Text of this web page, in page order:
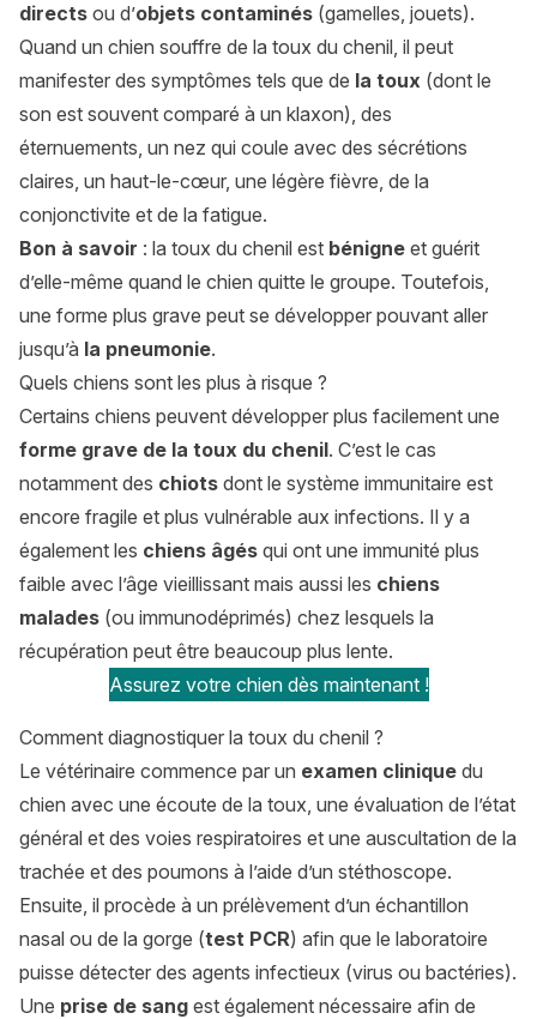
directs ou d’objets contaminés (gamelles, jouets).
Quand un chien souffre de la toux du chenil, il peut
manifester des symptômes tels que de la toux (dont le
son est souvent comparé à un klaxon), des
éternuements, un nez qui coule avec des sécrétions
claires, un haut-le-cœur, une légère fièvre, de la
conjonctivite et de la fatigue.
Bon à savoir : la toux du chenil est bénigne et guérit
d’elle-même quand le chien quitte le groupe. Toutefois,
une forme plus grave peut se développer pouvant aller
jusqu’à la pneumonie.
Quels chiens sont les plus à risque ?
Certains chiens peuvent développer plus facilement une
forme grave de la toux du chenil. C’est le cas
notamment des chiots dont le système immunitaire est
encore fragile et plus vulnérable aux infections. Il y a
également les chiens âgés qui ont une immunité plus
faible avec l’âge vieillissant mais aussi les chiens
malades (ou immunodéprimés) chez lesquels la
récupération peut être beaucoup plus lente.
Assurez votre chien dès maintenant !
Comment diagnostiquer la toux du chenil ?
Le vétérinaire commence par un examen clinique du
chien avec une écoute de la toux, une évaluation de l’état
général et des voies respiratoires et une auscultation de la
trachée et des poumons à l’aide d’un stéthoscope.
Ensuite, il procède à un prélèvement d’un échantillon
nasal ou de la gorge (test PCR) afin que le laboratoire
puisse détecter des agents infectieux (virus ou bactéries).
Une prise de sang est également nécessaire afin de